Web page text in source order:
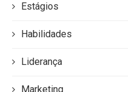
Estágios
Habilidades
Liderança
Marketing